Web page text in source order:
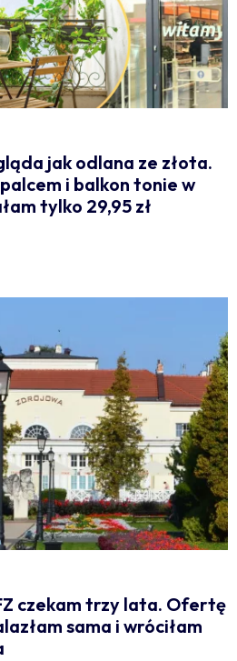
jak odlana ze złota.
i balkon tonie w
tylko 29,95 zł
czekam trzy lata. Ofertę
sama i wróciłam